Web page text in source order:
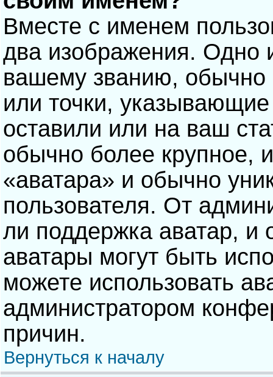
Вместе с именем
два изображения. Одно
вашему званию, обычно
или точки,
оставили или на ваш
обычно более крупное,
«аватара» и обычно
пользователя. От
ли поддержка аватар, и
аватары могут быть
можете использовать
администратором
причин.
Вернуться к началу